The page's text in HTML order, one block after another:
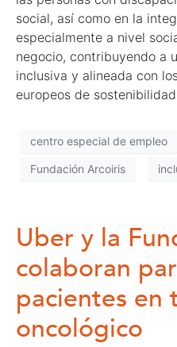
social, así como en la
especialmente a nivel
negocio, contribuyendo a
inclusiva y alineada con
europeos de
centro especial de empleo
Fundación Arcoiris
Uber y la
colaboran
pacientes en
oncológico